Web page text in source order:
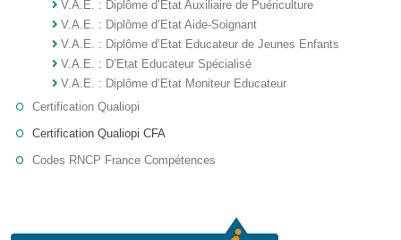
V.A.E. : Diplôme d’Etat Auxiliaire de Puériculture
V.A.E. : Diplôme d’Etat Aide-Soignant
V.A.E. : Diplôme d’Etat Educateur de Jeunes Enfants
V.A.E. : D’Etat Educateur Spécialisé
V.A.E. : Diplôme d’Etat Moniteur Educateur
Certification Qualiopi
Certification Qualiopi CFA
Codes RNCP France Compétences